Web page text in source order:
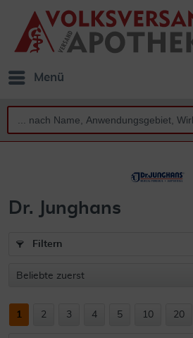
Menü
Dr. Junghans
Filtern
1 2 3 4 5 10 20